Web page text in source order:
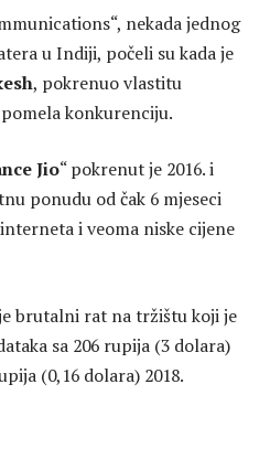
nekada jednog
u Indiji, počeli su kada je
, pokrenuo vlastitu
konkurenciju.
Jio“ pokrenut je 2016. i
ponudu od čak 6 mjeseci
i veoma niske cijene
brutalni rat na tržištu koji je
sa 206 rupija (3 dolara)
(0,16 dolara) 2018.